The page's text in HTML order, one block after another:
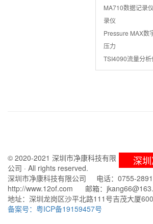
MA710数据记录
录仪
Pressure MAX数
压力
TSI4090流量分
深
© 2020-2021 深圳市净康科技有限
公司 · All rights reserved.
深圳市净康科技有限公司 电话：0755-
http://www.12of.com 邮箱：
地址：深圳龙岗区沙平北路111号吉茂大厦
备案号：粤ICP备19159457号